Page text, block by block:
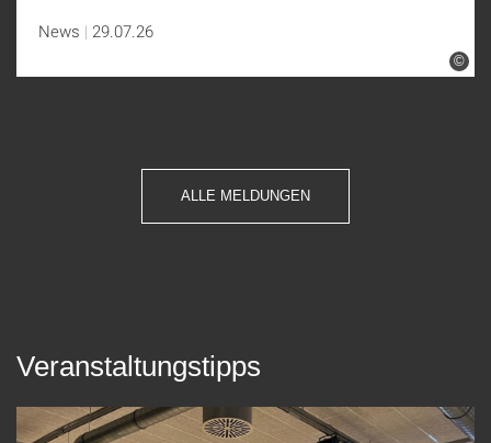
©
News 29.07.26
ALLE MELDUNGEN
Veranstaltungstipps